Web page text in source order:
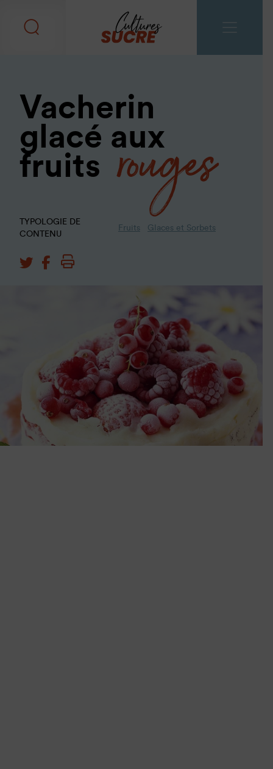
Vacherin
glacé aux
fruits
rouges
TYPOLOGIE DE
CONTENU
Fruits Glaces et Sorbets